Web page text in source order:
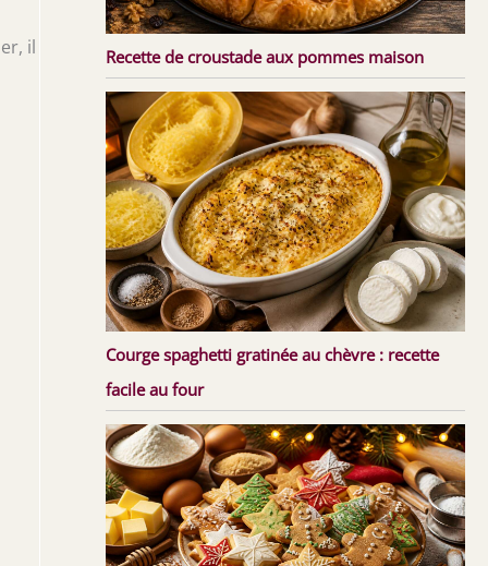
il Recette de croustade aux pommes maison
Courge spaghetti gratinée au chèvre : recette
facile au four